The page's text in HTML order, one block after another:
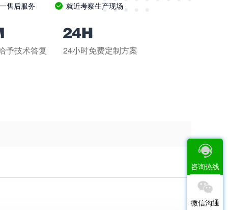
售后服务 就近考察生产现场
予技术答复 24小时免费定制方案
咨询热线
微信沟通